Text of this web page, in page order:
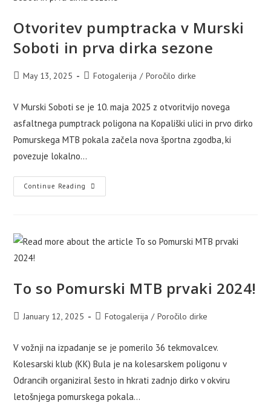
Otvoritev pumptracka v Murski
Soboti in prva dirka sezone
PostMay 13, 2025
PostFotogalerija / Poročilo dirke
V Murski Soboti se je 10. maja 2025 z otvoritvijo novega
asfaltnega pumptrack poligona na Kopališki ulici in prvo dirko
Pomurskega MTB pokala začela nova športna zgodba, ki
povezuje lokalno…
Continue Reading Otvoritev
Pumptracka
Prva
Dirka
To so Pomurski MTB prvaki 2024!
PostJanuary 12, 2025
PostFotogalerija / Poročilo dirke
V vožnji na izpadanje se je pomerilo 36 tekmovalcev.
Kolesarski klub (KK) Bula je na kolesarskem poligonu v
Odrancih organiziral šesto in hkrati zadnjo dirko v okviru
letošnjega pomurskega pokala…